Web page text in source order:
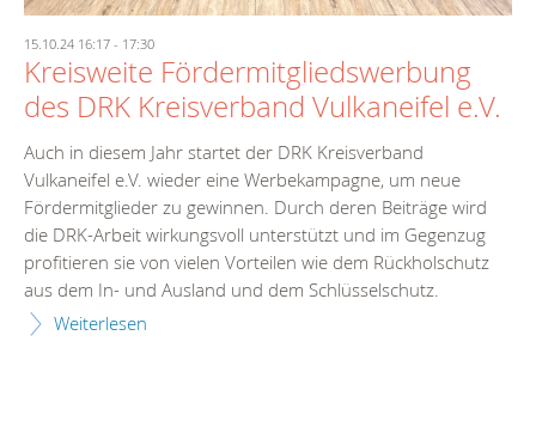
15.10.24 16:17 - 17:30
Kreisweite Fördermitgliedswerbung
des DRK Kreisverband Vulkaneifel e.V.
Auch in diesem Jahr startet der DRK Kreisverband
Vulkaneifel e.V. wieder eine Werbekampagne, um neue
Fördermitglieder zu gewinnen. Durch deren Beiträge wird
die DRK-Arbeit wirkungsvoll unterstützt und im Gegenzug
profitieren sie von vielen Vorteilen wie dem Rückholschutz
aus dem In- und Ausland und dem Schlüsselschutz.
Weiterlesen